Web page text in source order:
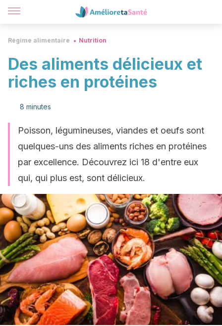
Régime alimentaire Nutrition
Des aliments délicieux et
riches en protéines
8 minutes
Poisson, légumineuses, viandes et oeufs sont
quelques-uns des aliments riches en protéines
par excellence. Découvrez ici 18 d'entre eux
qui, qui plus est, sont délicieux.